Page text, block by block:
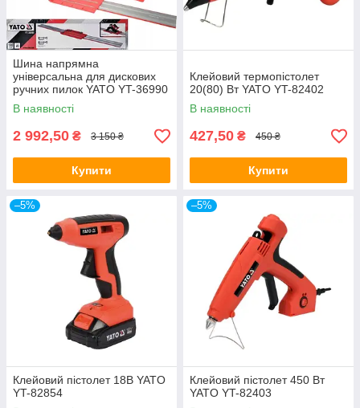
Шина напрямна
універсальна для дискових
ручних пилок YATO YT-36990
В наявності
2 992,50 ₴ 3 150 ₴
Купити
Клейовий термопістолет
20(80) Вт YATO YT-82402
В наявності
427,50 ₴ 450 ₴
Купити
–5%
Клейовий пістолет 18В YATO
YT-82854
–5%
Клейовий пістолет 450 Вт
YATO YT-82403